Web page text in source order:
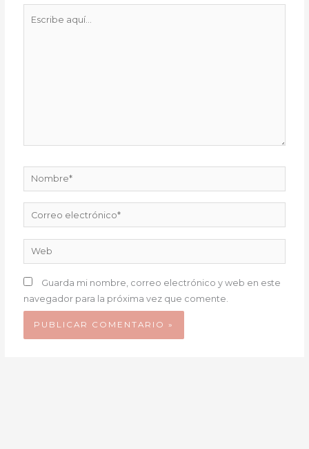
Nombre*
Correo
electrónico*
Web
Guarda mi nombre, correo electrónico y web en este
navegador para la próxima vez que comente.